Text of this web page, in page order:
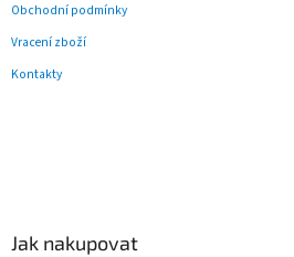
Obchodní podmínky
Vracení zboží
Kontakty
Jak nakupovat